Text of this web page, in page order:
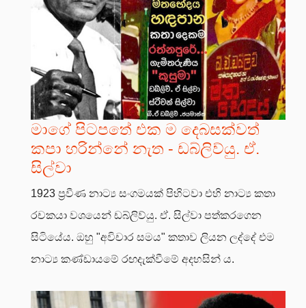
මාගේ පිටපතේ එක ම දෙබසක්වත්
කපා හරින්නේ නැත - ඩබ්ලිව්යු. ඒ.
සිල්වා
1923 ප්‍රවීණ නාට්‍ය සංගමයක් පිහිටවා එහි නාට්‍ය කතා
රචකයා වශයෙන් ඩබ්ලිව්යු. ඒ. සිල්වා පත්කරගෙන
සිටියේය. ඔහු "අවිචාර සමය" කතාව ලියන ලද්දේ එම
නාට්‍ය කණ්ඩායමේ රඟදැක්වීමේ අදහසින් ය.